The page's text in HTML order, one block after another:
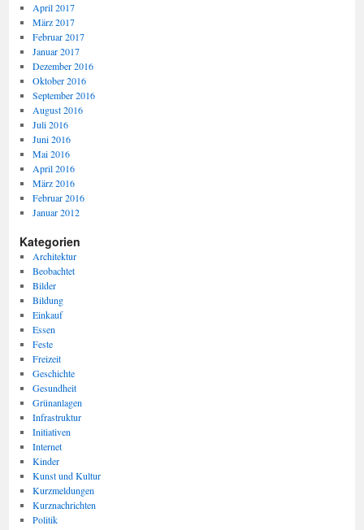
April 2017
März 2017
Februar 2017
Januar 2017
Dezember 2016
Oktober 2016
September 2016
August 2016
Juli 2016
Juni 2016
Mai 2016
April 2016
März 2016
Februar 2016
Januar 2012
Kategorien
Architektur
Beobachtet
Bilder
Bildung
Einkauf
Essen
Feste
Freizeit
Geschichte
Gesundheit
Grünanlagen
Infrastruktur
Initiativen
Internet
Kinder
Kunst und Kultur
Kurzmeldungen
Kurznachrichten
Politik